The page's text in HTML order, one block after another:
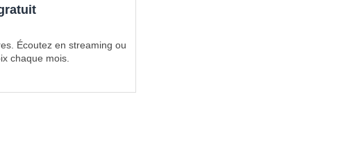
Écoutez en streaming ou
chaque mois.